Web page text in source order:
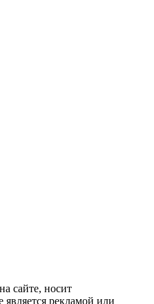
сайте, носит
рекламой или